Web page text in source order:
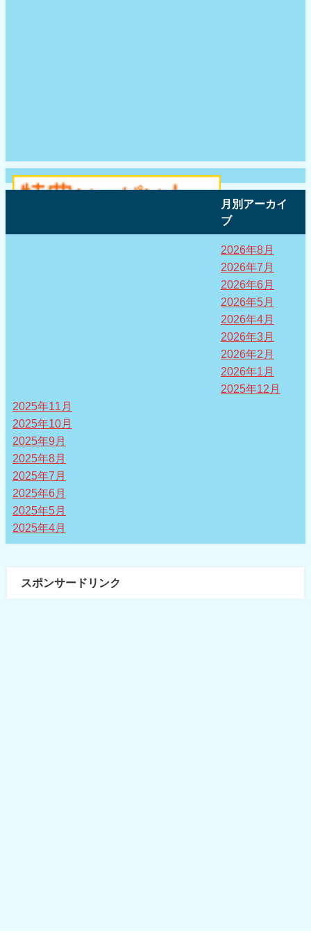
月別アーカイ
ブ
2026年8月
2026年7月
2026年6月
2026年5月
2026年4月
2026年3月
2026年2月
2026年1月
2025年12月
2025年11月
2025年10月
2025年9月
2025年8月
2025年7月
2025年6月
2025年5月
2025年4月
スポンサードリンク